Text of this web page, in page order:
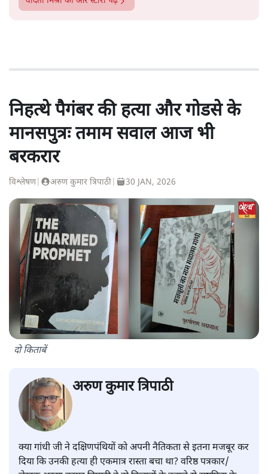
निहत्थे पैगंबर की हत्या और गोडसे के
मानसपुत्रः तमाम सवाल आज भी
बरकरार
विश्लेषण| अरुण कुमार त्रिपाठी 30 JAN, 2026
दो किताबें
अरुण कुमार त्रिपाठी
क्या गांधी जी ने दक्षिणपंथियों को अपनी नैतिकता से इतना मजबूर कर
दिया कि उनकी हत्या ही एकमात्र रास्ता बचा था? वरिष्ठ पत्रकार/